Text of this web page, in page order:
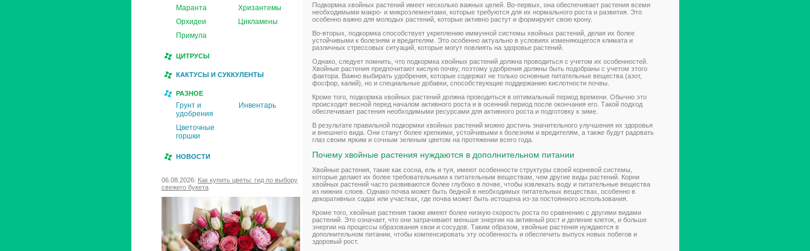
Маранта
Хризантемы
Орхидеи
Цикламены
Примула
ЦИТРУСЫ
КАКТУСЫ И СУККУЛЕНТЫ
РАЗНОЕ
Грунт и
удобрения
Инвентарь
Цветочные
горшки
НОВОСТИ
06.08.2026: Как купить цветы: гид по выбору
свежего букета
Подкормка хвойных растений имеет несколько важных целей. Во-первых, она обеспечивает растения всеми
необходимыми макро- и микроэлементами, которые требуются для их нормального роста и развития. Это
особенно важно для молодых растений, которые активно растут и формируют свою крону.
Во-вторых, подкормка способствует укреплению иммунной системы хвойных растений, делая их более
устойчивыми к болезням и вредителям. Это особенно актуально в условиях изменяющегося климата и
различных стрессовых ситуаций, которые могут повлиять на здоровье растений.
Однако, следует помнить, что подкормка хвойных растений должна проводиться с учетом их особенностей.
Хвойные растения предпочитают кислую почву, поэтому удобрения должны быть подобраны с учетом этого
фактора. Важно выбирать удобрения, которые содержат не только основные питательные вещества (азот,
фосфор, калий), но и специальные добавки, способствующие поддержанию кислотности почвы.
Кроме того, подкормка хвойных растений должна проводиться в оптимальный период времени. Обычно это
происходит весной перед началом активного роста и в осенний период после окончания его. Такой подход
обеспечивает растения необходимыми ресурсами для активного роста и подготовку к зиме.
В результате правильной подкормки хвойных растений можно достичь значительного улучшения их здоровья
и внешнего вида. Они станут более крепкими, устойчивыми к болезням и вредителям, а также будут радовать
глаз своим ярким и сочным зеленым цветом на протяжении всего года.
Почему хвойные растения нуждаются в дополнительном питании
Хвойные растения, такие как сосна, ель и туя, имеют особенности структуры своей корневой системы,
которые делают их более требовательными к питательным веществам, чем другие виды растений. Корни
хвойных растений часто развиваются более глубоко в почве, чтобы извлекать воду и питательные вещества
из нижних слоев. Однако почва может быть бедной в необходимых питательных веществах, особенно в
декоративных садах или участках, где почва может быть истощена из-за постоянного использования.
Кроме того, хвойные растения также имеют более низкую скорость роста по сравнению с другими видами
растений. Это означает, что они затрачивают меньше энергии на активный рост и деление клеток, и больше
энергии на процессы образования хвои и сосудов. Таким образом, хвойные растения нуждаются в
дополнительном питании, чтобы компенсировать эту особенность и обеспечить выпуск новых побегов и
здоровый рост.